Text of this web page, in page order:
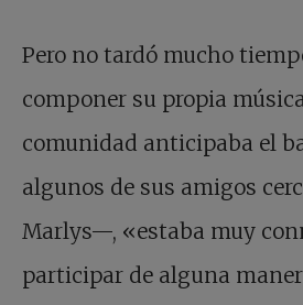
Pero no tardó mucho
componer su propia
comunidad anticipaba el
algunos de sus amigos
Marlys—, «estaba muy
participar de alguna